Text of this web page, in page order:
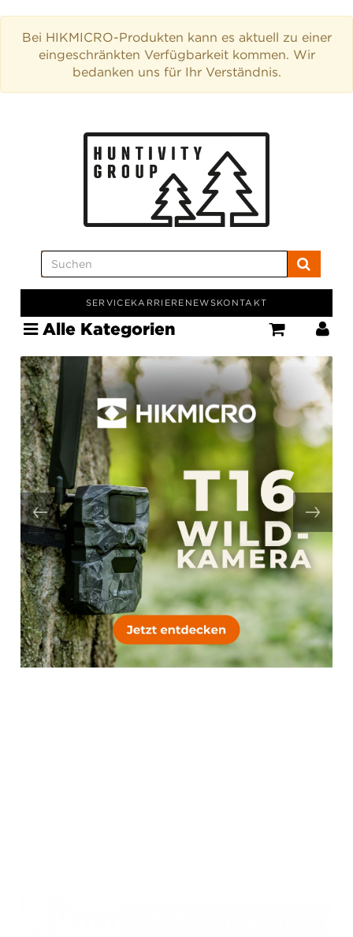
Bei HIKMICRO-Produkten kann es aktuell zu einer
eingeschränkten Verfügbarkeit kommen. Wir
bedanken uns für Ihr Verständnis.
SERVICEKARRIERE NEWSKONTAKT
Alle Kategorien